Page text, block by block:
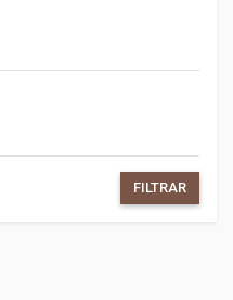
FILTRAR